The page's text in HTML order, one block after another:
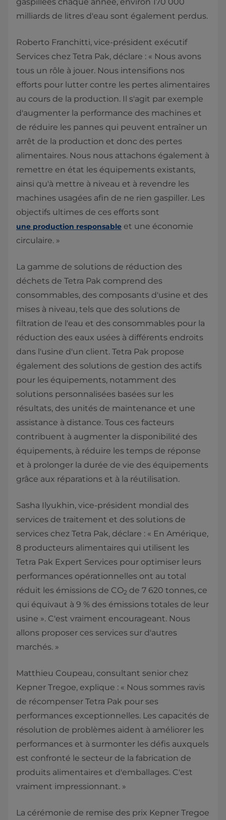
milliards de litres d'eau sont également perdus.
Roberto Franchitti, vice-président exécutif
Services chez Tetra Pak, déclare : « Nous avons
tous un rôle à jouer. Nous intensifions nos
efforts pour lutter contre les pertes alimentaires
au cours de la production. Il s'agit par exemple
d'augmenter la performance des machines et
de réduire les pannes qui peuvent entraîner un
arrêt de la production et donc des pertes
alimentaires. Nous nous attachons également à
remettre en état les équipements existants,
ainsi qu'à mettre à niveau et à revendre les
machines usagées afin de ne rien gaspiller. Les
objectifs ultimes de ces efforts sont
une production responsable et une économie
circulaire. »
La gamme de solutions de réduction des
déchets de Tetra Pak comprend des
consommables, des composants d'usine et des
mises à niveau, tels que des solutions de
filtration de l'eau et des consommables pour la
réduction des eaux usées à différents endroits
dans l'usine d'un client. Tetra Pak propose
également des solutions de gestion des actifs
pour les équipements, notamment des
solutions personnalisées basées sur les
résultats, des unités de maintenance et une
assistance à distance. Tous ces facteurs
contribuent à augmenter la disponibilité des
équipements, à réduire les temps de réponse
et à prolonger la durée de vie des équipements
grâce aux réparations et à la réutilisation.
Sasha Ilyukhin, vice-président mondial des
services de traitement et des solutions de
services chez Tetra Pak, déclare : « En Amérique,
8 producteurs alimentaires qui utilisent les
Tetra Pak Expert Services pour optimiser leurs
performances opérationnelles ont au total
réduit les émissions de CO2 de 7 620 tonnes, ce
qui équivaut à 9 % des émissions totales de leur
usine ». C'est vraiment encourageant. Nous
allons proposer ces services sur d'autres
marchés. »
Matthieu Coupeau, consultant senior chez
Kepner Tregoe, explique : « Nous sommes ravis
de récompenser Tetra Pak pour ses
performances exceptionnelles. Les capacités de
résolution de problèmes aident à améliorer les
performances et à surmonter les défis auxquels
est confronté le secteur de la fabrication de
produits alimentaires et d'emballages. C'est
vraiment impressionnant. »
La cérémonie de remise des prix Kepner Tregoe